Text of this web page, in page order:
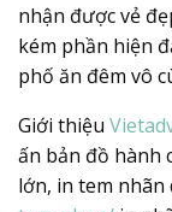
nhận được vẻ
kém phần hiện
phố ăn đêm vô
Giới thiệu
ấn bản đồ hành
lớn, in tem nhãn